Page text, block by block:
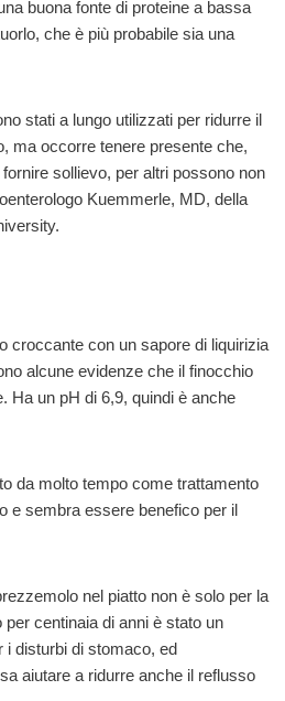
buona fonte di proteine a bassa
che è più probabile sia una
stati a lungo utilizzati per ridurre il
ma occorre tenere presente che,
sollievo, per altri possono non
Kuemmerle, MD, della
croccante con un sapore di liquirizia
alcune evidenze che il finocchio
Ha un pH di 6,9, quindi è anche
da molto tempo come trattamento
e sembra essere benefico per il
nel piatto non è solo per la
centinaia di anni è stato un
i disturbi di stomaco, ed
aiutare a ridurre anche il reflusso